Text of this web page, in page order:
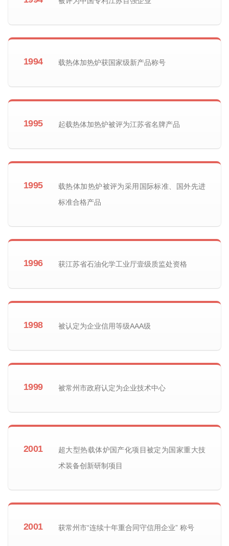
1994 载热体加热炉获国家级新产品称号
1995 起载热体加热炉被评为江苏省名牌产品
1995
载热体加热炉被评为采用国际标准、国外先进
标准合格产品
1996 获江苏省石油化学工业厅壹级质监处资格
1998 被认定为企业信用等级AAA级
1999 被常州市政府认定为企业技术中心
2001
超大型热载体炉国产化项目被定为国家重大技
术装备创新研制项目
2001 获常州市“连续十年重合同守信用企业” 称号